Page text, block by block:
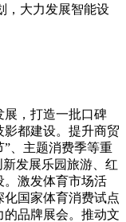
，大力发展智能设
展，打造一批口碑
都建设。提升商贸
、主题消费季等重
发展乐园旅游、红
。激发体育市场活
国家体育消费试点
品牌展会。推动文